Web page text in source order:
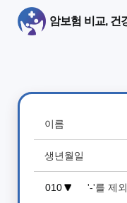
암보험 비교, 건